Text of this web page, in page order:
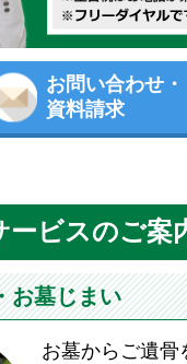
お問い合わせ・
資料請求
ービスのご案
お墓じまい
お墓からご遺骨